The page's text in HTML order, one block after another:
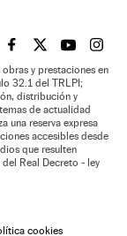
EL PAÍS BRASIL EN
EL PAÍSEL PAÍS
EL
y prestaciones en
32.1 del TRLPI;
distribución y
de actualidad
una reserva expresa
accesibles desde
que resulten
Real Decreto - ley
cookies